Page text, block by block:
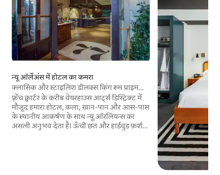
न्यू ऑर्लेअंस में होटल का कमरा
क्लासिक और स्टाइलिश डीलक्स किंग रूम प्राइम
लोकेशन
फ़्रेंच क्वार्टर के करीब वेयरहाउस आर्ट्स डिस्ट्रिक्ट में
मौजूद हमारा होटल, कला, खान-पान और आस-पास
के स्थानीय आकर्षण के साथ न्यू ऑरलियन्स का
असली अनुभव देता है। ऊँची छत और हार्डवुड फ़र्श